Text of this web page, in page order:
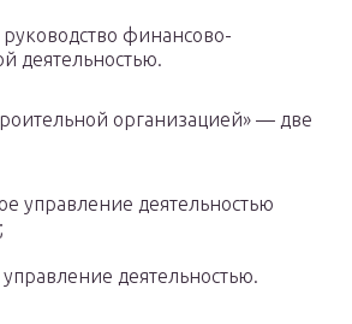
финансово-
деятельностью.
организацией» — две
управление деятельностью
деятельностью.